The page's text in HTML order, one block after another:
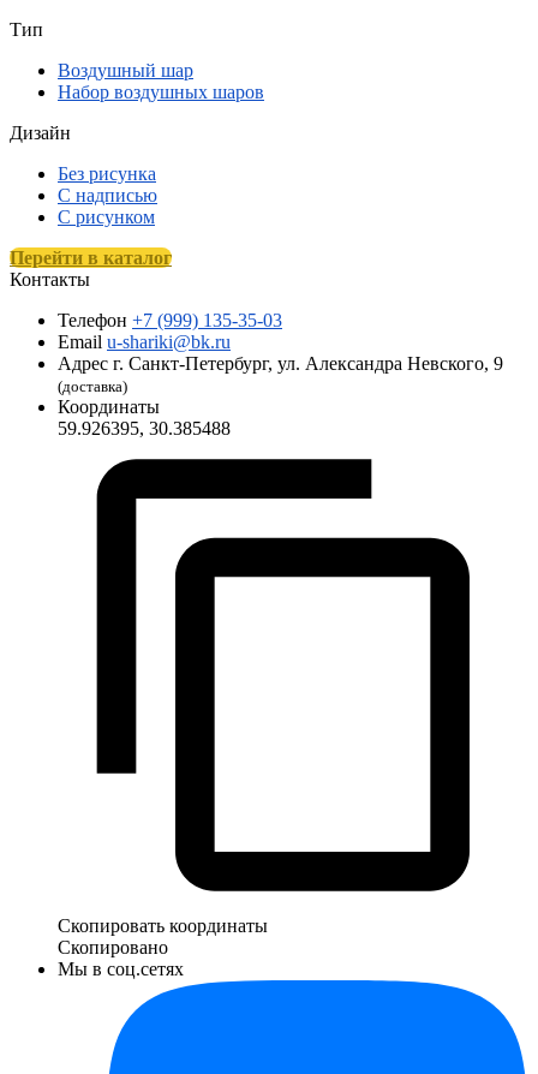
Тип
Воздушный шар
Набор воздушных шаров
Дизайн
Без рисунка
С надписью
С рисунком
Перейти в каталог
Контакты
Телефон +7 (999) 135-35-03
Email u-shariki@bk.ru
Адрес г. Санкт-Петербург, ул. Александра Невского, 9
(доставка)
Координаты
59.926395, 30.385488
Скопировать координаты
Скопировано
Мы в соц.сетях